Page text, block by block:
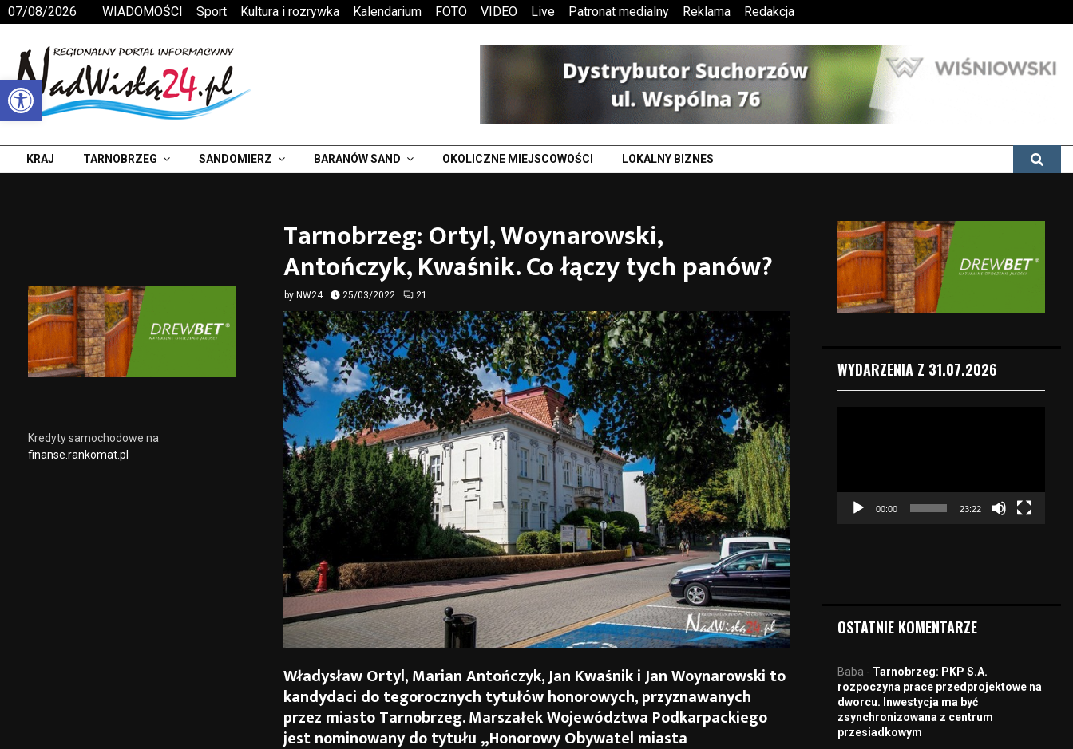
Otwórz pasek narzędzi
07/08/2026 WIADOMOŚCI Sport Kultura i rozrywka Kalendarium FOTO VIDEO Live Patronat medialny Reklama Redakcja
KRAJ TARNOBRZEG SANDOMIERZ BARANÓW SAND OKOLICZNE MIEJSCOWOŚCI LOKALNY BIZNES
Tarnobrzeg: Ortyl, Woynarowski,
Antończyk, Kwaśnik. Co łączy tych panów?
by NW24 25/03/2022 21
Władysław Ortyl, Marian Antończyk, Jan Kwaśnik i Jan Woynarowski to
kandydaci do tegorocznych tytułów honorowych, przyznawanych
przez miasto Tarnobrzeg. Marszałek Województwa Podkarpackiego
jest nominowany do tytułu „Honorowy Obywatel miasta
Kredyty samochodowe na
finanse.rankomat.pl
WYDARZENIA Z 31.07.2026
e
o
00:00 23:22
OSTATNIE KOMENTARZE
Baba - Tarnobrzeg: PKP S.A.
rozpoczyna prace przedprojektowe na
dworcu. Inwestycja ma być
zsynchronizowana z centrum
przesiadkowym